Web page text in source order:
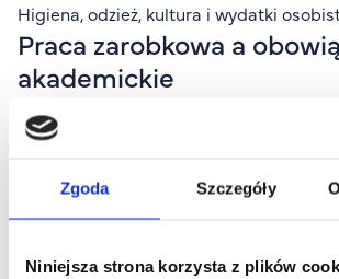
Zgoda Szczegóły
Niniejsza strona korzysta z plików
Higiena, odzież, kultura i wydatki
Praca zarobkowa a
akademickie
Na tle stabilizacji kosztów utrzymania
wyzwania związane z rynkiem pracy, o
pisze raport "Portfel Studenta". Aż 57%
negatywnie ocenia dostępność ofert i
wynagrodzeń, a tylko 12% uważa